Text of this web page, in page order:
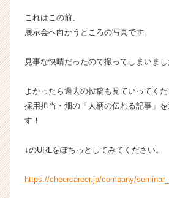
カ
が
く
就
ト
ア
これはこの前、
展示会へ向かうところの写真です。
見事な快晴だったので撮ってしまいまし
よかったら過去の投稿も見ていってくだ
採用担当・畑の「人柄の伝わる記事」
す！
↓のURLをぽちっとしてみてください。
https://cheercareer.jp/company/